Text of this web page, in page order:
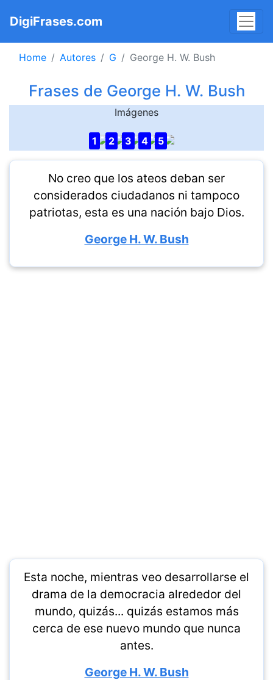
DigiFrases.com
Home Autores G George H. W. Bush
Frases de George H. W. Bush
Imágenes
1 2 3 4 5
No creo que los ateos deban ser
considerados ciudadanos ni tampoco
patriotas, esta es una nación bajo Dios.
George H. W. Bush
Esta noche, mientras veo desarrollarse el
drama de la democracia alrededor del
mundo, quizás... quizás estamos más
cerca de ese nuevo mundo que nunca
antes.
George H. W. Bush